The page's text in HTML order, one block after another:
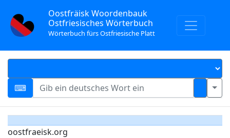
Oostfräisk Woordenbauk
Ostfriesisches Wörterbuch
Wörterbuch fürs Ostfriesische Platt
oostfraeisk.org